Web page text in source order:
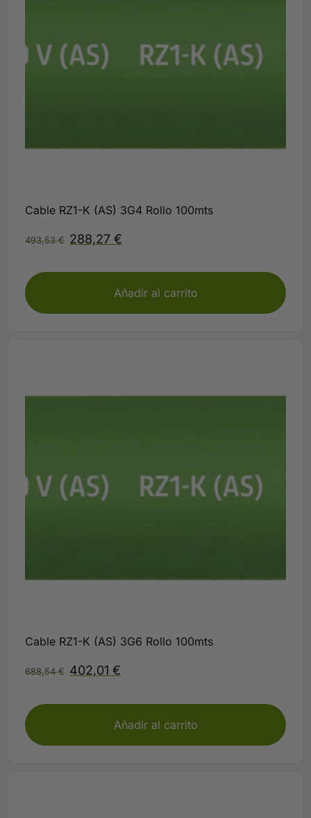
Cable RZ1-K (AS) 3G4 Rollo 100mts
493,53€ 288,27 €
Añadir al carrito
Cable RZ1-K (AS) 3G6 Rollo 100mts
688,54€ 402,01 €
Añadir al carrito